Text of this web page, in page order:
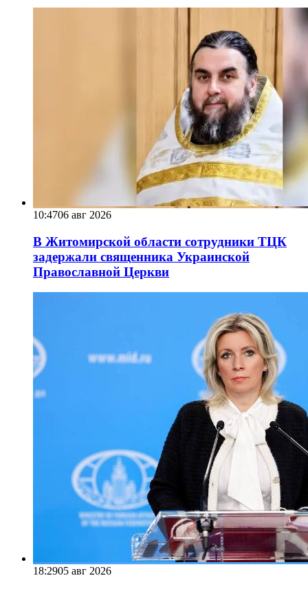
10:4706 авг 2026
В Житомирской области сотрудники ТЦК
задержали священника Украинской
Православной Церкви
18:2905 авг 2026